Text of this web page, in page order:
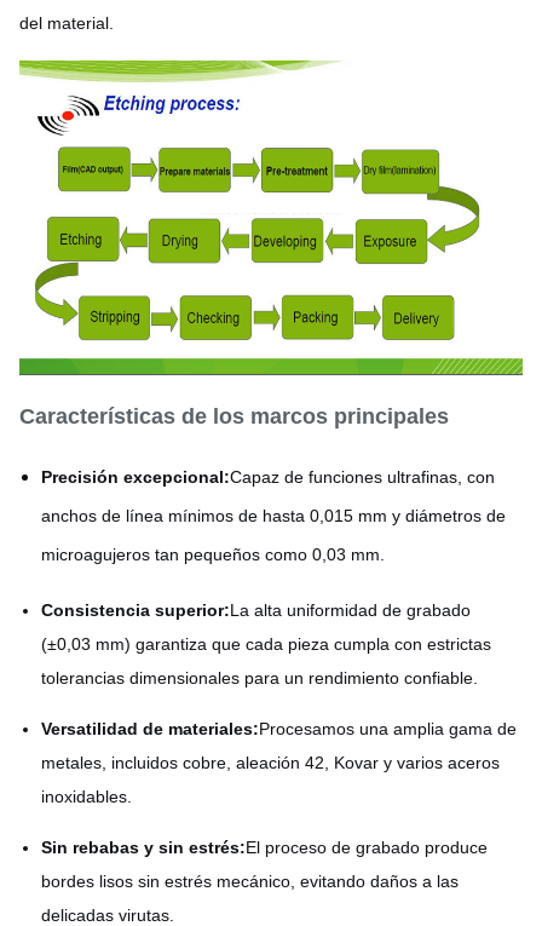
del material.
Características de los marcos principales
Precisión excepcional:Capaz de funciones ultrafinas, con
anchos de línea mínimos de hasta 0,015 mm y diámetros de
microagujeros tan pequeños como 0,03 mm.
Consistencia superior:La alta uniformidad de grabado
(±0,03 mm) garantiza que cada pieza cumpla con estrictas
tolerancias dimensionales para un rendimiento confiable.
Versatilidad de materiales:Procesamos una amplia gama de
metales, incluidos cobre, aleación 42, Kovar y varios aceros
inoxidables.
Sin rebabas y sin estrés:El proceso de grabado produce
bordes lisos sin estrés mecánico, evitando daños a las
delicadas virutas.